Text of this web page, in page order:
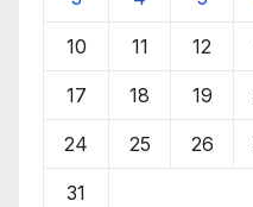
10 11 12
17 18 19
24 25 26
31